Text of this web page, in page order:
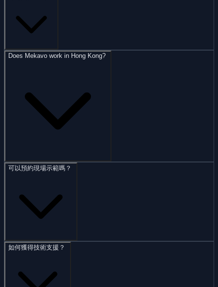
Does Mekavo work in Hong Kong?
可以預約現場示範嗎？
如何獲得技術支援？